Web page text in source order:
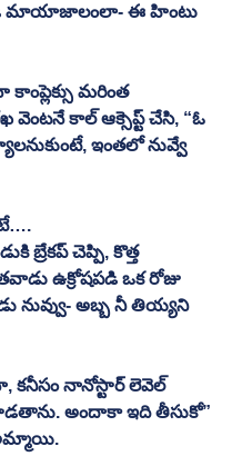
మాయాజాలంలా- ఈ హింటు
మరింత
కాల్ ఆక్సెప్ట్ చేసి, “ఓ
ఇంతలో నువ్వే
నువ్వు- అబ్బ నీ తియ్యని
నానోస్టార్ లెవెల్
అందాకా ఇది తీసుకో”
అమ్మాయి.